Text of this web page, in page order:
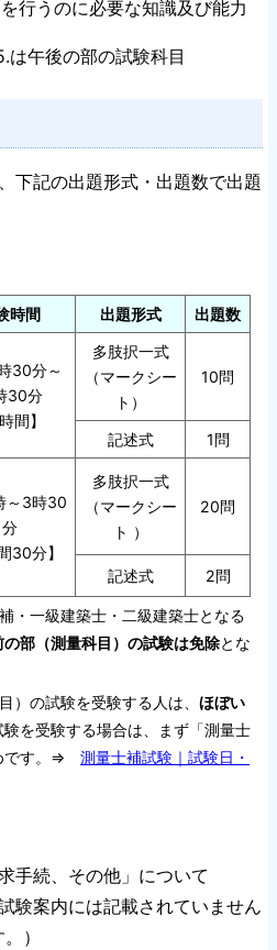
行うのに必要な知識及び能力
午後の部の試験科目
下記の出題形式・出題数で出題
時間 出題形式 出題数
30分～
30分
間】
多肢択一式
（マークシー
ト）
10問
記述式
1問
～3時30
分
30分】
多肢択一式
（マークシー
ト ）
20問
記述式 2問
一級建築士・二級建築士となる
の部（測量科目）の試験は免除とな
の試験を受験する人は、 ほぼい
を受験する場合は、まず「測量士
です。⇒測量士補試験｜試験日・
手続、その他」について
験案内には記載されていません
）